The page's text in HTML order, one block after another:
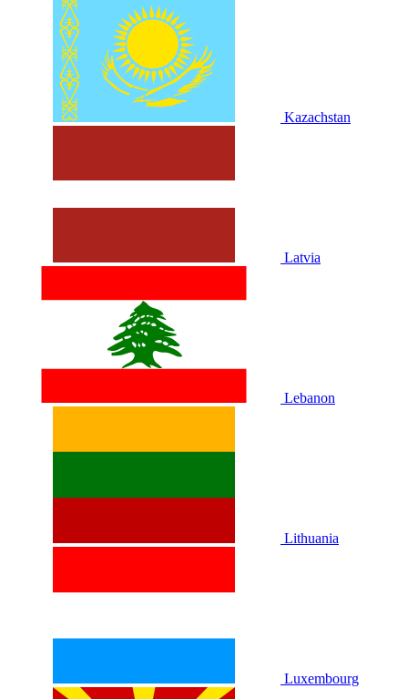
Kazachstan
Latvia
Lebanon
Lithuania
Luxembourg